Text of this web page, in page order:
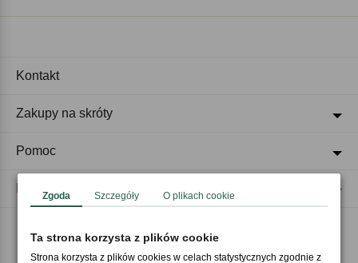
Akceptujemy płatności
Kontakt
Zakupy na skróty
Pomoc
Regulaminy
Zgoda Szczegóły O plikach cookie
Ta strona korzysta z plików cookie
Strona korzysta z plików cookies w celach statystycznych zgodnie z